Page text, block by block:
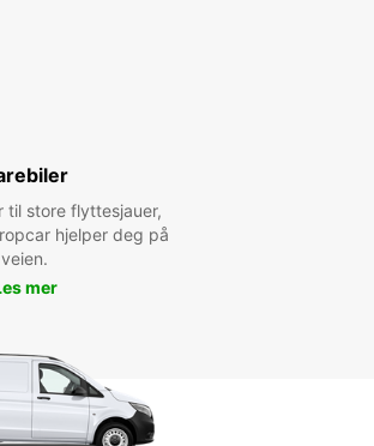
til store flyttesjauer,
hjelper deg på
veien.
mer